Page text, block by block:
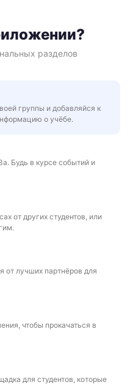
разделов
группы и добавляйся к
о учёбе.
Будь в курсе событий и
от других студентов, или
от лучших партнёров для
чтобы прокачаться в
для студентов, которые